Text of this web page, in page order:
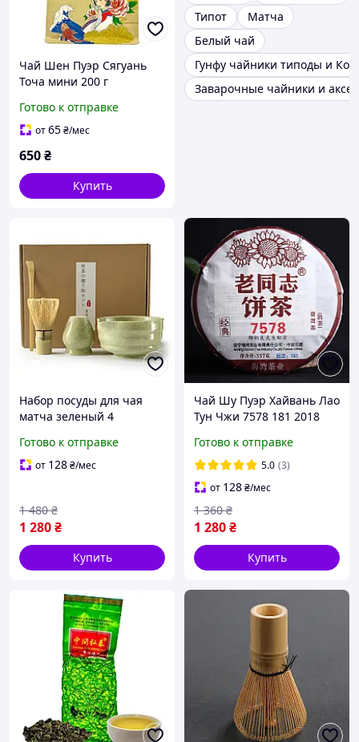
Чай Шен Пуэр Сягуань
Точа мини 200 г
Готово к отправке
от65₴/мес
650₴
Купить
Типот
Матча
Белый чай
Гунфу чайники типоды и
Заварочные чайники и
Набор посуды для чая
матча зеленый 4
Готово к отправке
от 128₴/мес
1 280₴
1 480 ₴
Купить
Чай Шу Пуэр Хайвань Лао
Тун Чжи 7578 181 2018
Готово к отправке
5.0 (3)
от 128₴/мес
1 280₴
1 360 ₴
Купить